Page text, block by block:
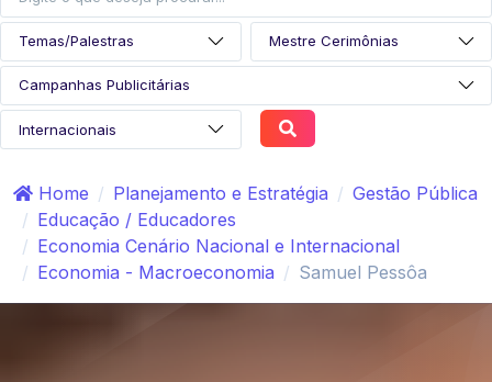
Home Planejamento e Estratégia
Gestão Pública
Educação / Educadores
Economia Cenário Nacional e Internacional
Economia - Macroeconomia
Samuel Pessôa